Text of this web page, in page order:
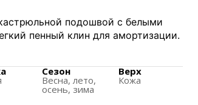
подошвой с белыми
пенный клин для амортизации.
обеспечивает отличное
на пятках и окрашенную
Сезон
Весна, лето,
осень, зима
Верх
Кожа